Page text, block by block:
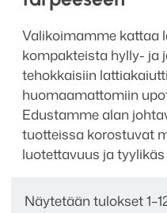
Valikoimamme kattaa
kompakteista hylly- ja
tehokkaisiin
huomaamattomiin
Edustamme alan
tuotteissa korostuvat
luotettavuus ja
Näytetään tulokset